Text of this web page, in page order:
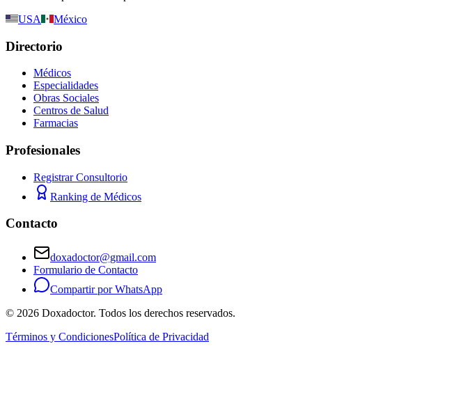
USA
México
Directorio
Médicos
Especialidades
Obras Sociales
Centros de Salud
Farmacias
Profesionales
Registrar Consultorio
Ranking de Médicos
Contacto
doxadoctor@gmail.com
Formulario de Contacto
Compartir por WhatsApp
© 2026 Doxadoctor. Todos los derechos reservados.
Términos y CondicionesPolítica de Privacidad